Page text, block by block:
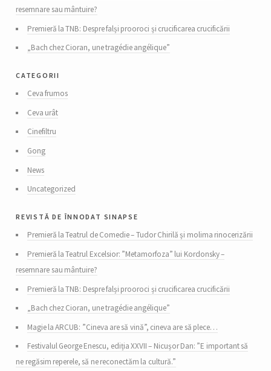
resemnare sau mântuire?
Premieră la TNB: Despre falși prooroci și crucificarea crucificării
„Bach chez Cioran, une tragédie angélique”
categorii
Ceva frumos
Ceva urât
Cinefiltru
Gong
News
Uncategorized
revistă de înnodat sinapse
Premieră la Teatrul de Comedie – Tudor Chirilă și molima rinocerizării
Premieră la Teatrul Excelsior: ”Metamorfoza” lui Kordonsky –
resemnare sau mântuire?
Premieră la TNB: Despre falși prooroci și crucificarea crucificării
„Bach chez Cioran, une tragédie angélique”
Magie la ARCUB: ”Cineva are să vină”, cineva are să plece…
Festivalul George Enescu, ediția XXVII – Nicușor Dan: ”E important să
ne regăsim reperele, să ne reconectăm la cultură.”